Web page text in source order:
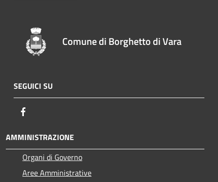
Comune di Borghetto di Vara
SEGUICI SU
AMMINISTRAZIONE
Organi di Governo
Aree Amministrative